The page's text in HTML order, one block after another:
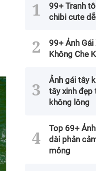
99+ Tranh
chibi cute
99+ Ảnh
Không Che
Ảnh gái tây
tây xinh đẹp
không lông
Top 69+
dài phản
mỏng